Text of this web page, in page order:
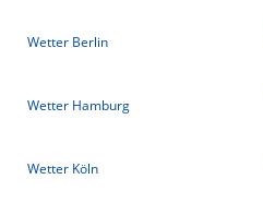
Wetter Berlin
Wetter Hamburg
Wetter Köln